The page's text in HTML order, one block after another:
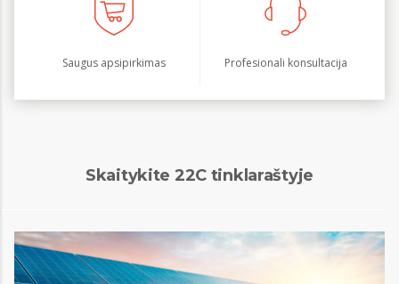
Saugus apsipirkimas Profesionali konsultacija
Skaitykite 22C tinklaraštyje